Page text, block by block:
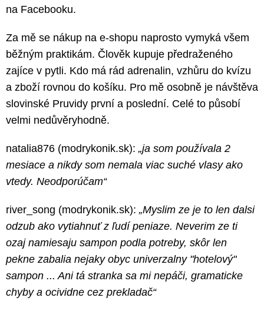
na Facebooku.
Za mě se nákup na e-shopu naprosto vymyká všem
běžným praktikám. Člověk kupuje předraženého
zajíce v pytli. Kdo má rád adrenalin, vzhůru do kvízu
a zboží rovnou do košíku. Pro mě osobně je návštěva
slovinské Pruvidy první a poslední. Celé to působí
velmi nedůvěryhodně.
natalia876 (modrykonik.sk): „ja som používala 2
mesiace a nikdy som nemala viac suché vlasy ako
vtedy. Neodporúčam“
river_song (modrykonik.sk): „Myslim ze je to len dalsi
odzub ako vytiahnuť z ľudí peniaze. Neverim ze ti
ozaj namiesaju sampon podla potreby, skôr len
pekne zabalia nejaky obyc univerzalny "hotelový"
sampon ... Ani tá stranka sa mi nepáči, gramaticke
chyby a ocividne cez prekladač“